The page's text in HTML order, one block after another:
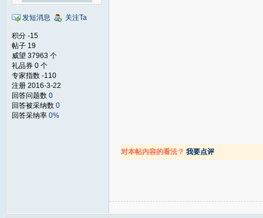
发短消息 关注Ta
积分 -15
帖子 19
威望 37963 个
礼品券 0 个
专家指数 -110
注册 2016-3-22
回答问题数 0
回答被采纳数 0
回答采纳率 0%
对本帖内容的看法？ 我要点评